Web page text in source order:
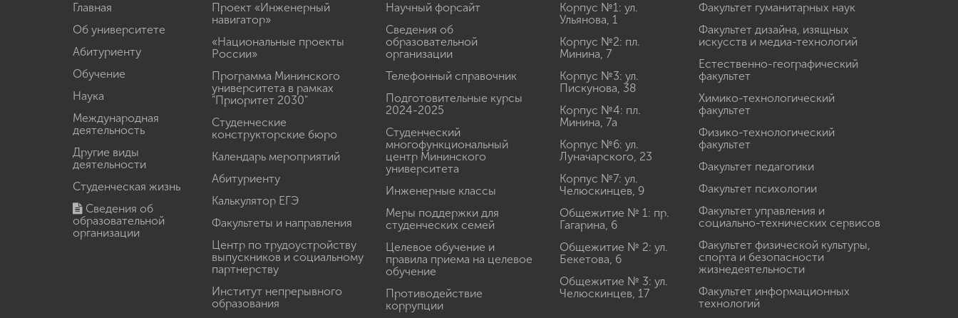
Главная
Об университете
Абитуриенту
Обучение
Наука
Международная
деятельность
Другие виды
деятельности
Студенческая жизнь
Сведения об
образовательной
организации
Проект «Инженерный
навигатор»
«Национальные проекты
России»
Программа Мининского
университета в рамках
"Приоритет 2030"
Студенческие
конструкторские бюро
Календарь мероприятий
Абитуриенту
Калькулятор ЕГЭ
Факультеты и направления
Центр по трудоустройству
выпускников и социальному
партнерству
Институт непрерывного
образования
Научный форсайт
Сведения об
образовательной
организации
Телефонный справочник
Подготовительные курсы
2024-2025
Студенческий
многофункциональный
центр Мининского
университета
Инженерные классы
Меры поддержки для
студенческих семей
Целевое обучение и
правила приема на целевое
обучение
Противодействие
коррупции
Корпус №1: ул.
Ульянова, 1
Корпус №2: пл.
Минина, 7
Корпус №3: ул.
Пискунова, 38
Корпус №4: пл.
Минина, 7а
Корпус №6: ул.
Луначарского, 23
Корпус №7: ул.
Челюскинцев, 9
Общежитие № 1: пр.
Гагарина, 6
Общежитие № 2: ул.
Бекетова, 6
Общежитие № 3: ул.
Челюскинцев, 17
Факультет гуманитарных наук
Факультет дизайна, изящных
искусств и медиа-технологий
Естественно-географический
факультет
Химико-технологический
факультет
Физико-технологический
факультет
Факультет педагогики
Факультет психологии
Факультет управления и
социально-технических сервисов
Факультет физической культуры,
спорта и безопасности
жизнедеятельности
Факультет информационных
технологий